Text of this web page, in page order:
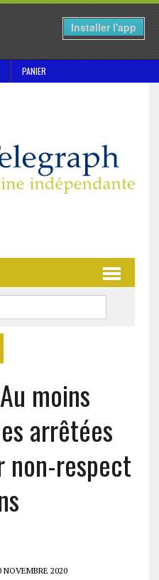
Installer l'app
PANIER
moins
arrêtées
non-respect
NOVEMBRE 2020